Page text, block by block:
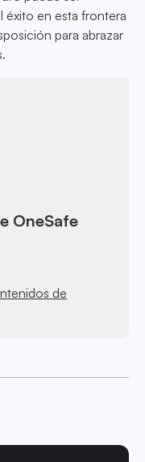
éxito en esta frontera
para abrazar
OneSafe
de